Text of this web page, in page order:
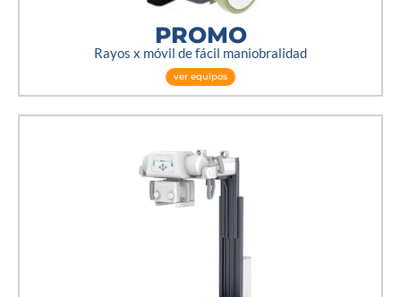
PROMO
Rayos x móvil de fácil maniobralidad
ver equipos